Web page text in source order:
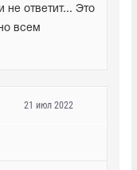
не ответит... Это
всем
21 июл 2022